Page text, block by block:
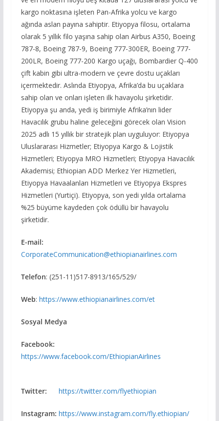
kargo noktasına işleten Pan-Afrika yolcu ve kargo
ağında aslan payına sahiptir. Etiyopya filosu, ortalama
olarak 5 yıllık filo yaşına sahip olan Airbus A350, Boeing
787-8, Boeing 787-9, Boeing 777-300ER, Boeing 777-
200LR, Boeing 777-200 Kargo uçağı, Bombardier Q-400
çift kabin gibi ultra-modern ve çevre dostu uçakları
içermektedir. Aslında Etiyopya, Afrika’da bu uçaklara
sahip olan ve onları işleten ilk havayolu şirketidir.
Etiyopya şu anda, yedi iş birimiyle Afrika’nın lider
Havacılık grubu haline geleceğini görecek olan Vision
2025 adlı 15 yıllık bir stratejik plan uyguluyor: Etiyopya
Uluslararası Hizmetler; Etiyopya Kargo & Lojistik
Hizmetleri; Etiyopya MRO Hizmetleri; Etiyopya Havacılık
Akademisi; Ethiopian ADD Merkez Yer Hizmetleri,
Etiyopya Havaalanları Hizmetleri ve Etiyopya Ekspres
Hizmetleri (Yurtiçi). Etiyopya, son yedi yılda ortalama
%25 büyüme kaydeden çok ödüllü bir havayolu
şirketidir.
E-mail:
CorporateCommunication@ethiopianairlines.com
Telefon: (251-11)517-8913/165/529/
Web: https://www.ethiopianairlines.com/et
Sosyal Medya
Facebook:
https://www.facebook.com/EthiopianAirlines
Twitter: https://twitter.com/flyethiopian
Instagram: https://www.instagram.com/fly.ethiopian/